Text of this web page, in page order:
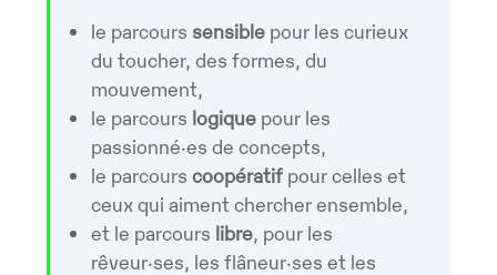
le parcours sensible pour les curieux
du toucher, des formes, du
mouvement,
le parcours logique pour les
passionné·es de concepts,
le parcourscoopératif pour celles et
ceux qui aiment chercher ensemble,
et le parcours libre, pour les
rêveur·ses, les flâneur·ses et les